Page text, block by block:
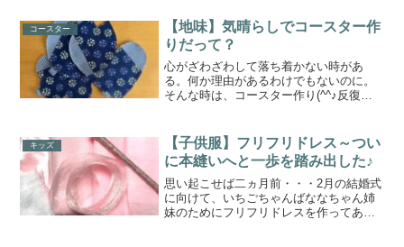
で、どんどん進んでいくのでクセになる
人もいるようですね(*^_...
コースター
【地味】気晴らしでコースター作
りだって？
心がざわざわして落ち着かない時があ
る。何か理由があるわけでもないのに。
そんな時は、コースター作り(^^♪反復作
でも、手慣れた同じ作業を繰り返してい
ると、落ち着くよう...
キッズ
【子供服】フリフリドレス～つい
に本縫いへと一歩を踏み出した♪
思い起こせば二ヵ月前・・・2月の結婚式
に向けて、いちごちゃんばななちゃん姉
妹のためにフリフリドレスを作ってあげ